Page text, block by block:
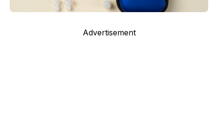
Advertisement